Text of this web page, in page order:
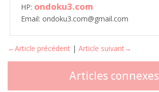
HP: ondoku3.com
Email: ondoku3.com@gmail.com
←Article précédent | Article suivant→
Articles connexes